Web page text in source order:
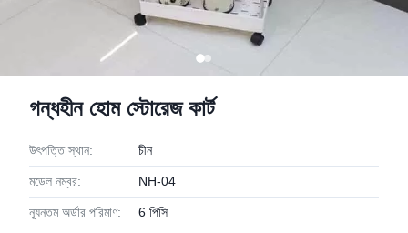
গন্ধহীন হোম স্টোরেজ কার্ট
উৎপত্তি স্থান: চীন
মডেল নম্বর: NH-04
ন্যূনতম অর্ডার পরিমাণ: 6 পিসি